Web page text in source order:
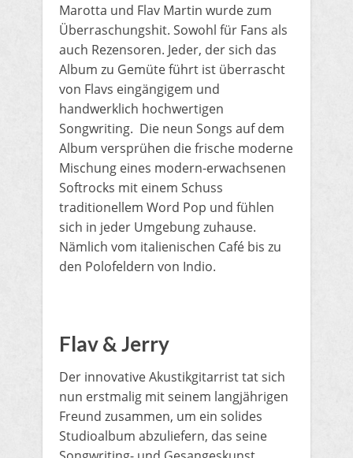
Marotta und Flav Martin wurde zum
Überraschungshit. Sowohl für Fans als
auch Rezensoren. Jeder, der sich das
Album zu Gemüte führt ist überrascht
von Flavs eingängigem und
handwerklich hochwertigen
Songwriting. Die neun Songs auf dem
Album versprühen die frische moderne
Mischung eines modern-erwachsenen
Softrocks mit einem Schuss
traditionellem Word Pop und fühlen
sich in jeder Umgebung zuhause.
Nämlich vom italienischen Café bis zu
den Polofeldern von Indio.
Flav & Jerry
Der innovative Akustikgitarrist tat sich
nun erstmalig mit seinem langjährigen
Freund zusammen, um ein solides
Studioalbum abzuliefern, das seine